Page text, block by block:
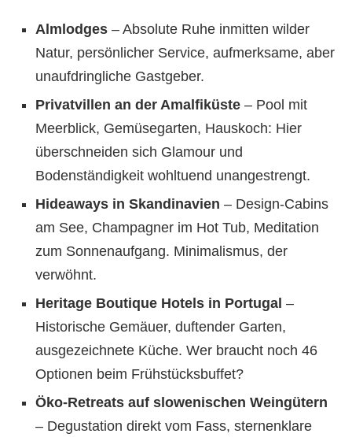
Almlodges – Absolute Ruhe inmitten wilder
Natur, persönlicher Service, aufmerksame, aber
unaufdringliche Gastgeber.
Privatvillen an der Amalfiküste – Pool mit
Meerblick, Gemüsegarten, Hauskoch: Hier
überschneiden sich Glamour und
Bodenständigkeit wohltuend unangestrengt.
Hideaways in Skandinavien – Design-Cabins
am See, Champagner im Hot Tub, Meditation
zum Sonnenaufgang. Minimalismus, der
verwöhnt.
Heritage Boutique Hotels in Portugal –
Historische Gemäuer, duftender Garten,
ausgezeichnete Küche. Wer braucht noch 46
Optionen beim Frühstücksbuffet?
Öko-Retreats auf slowenischen Weingütern
– Degustation direkt vom Fass, sternenklare